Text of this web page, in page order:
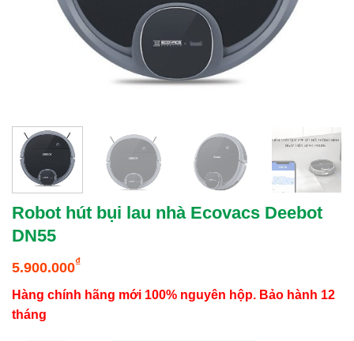
Robot hút bụi lau nhà Ecovacs Deebot
DN55
5.900.000₫
Hàng chính hãng mới 100% nguyên hộp. Bảo hành 12
tháng